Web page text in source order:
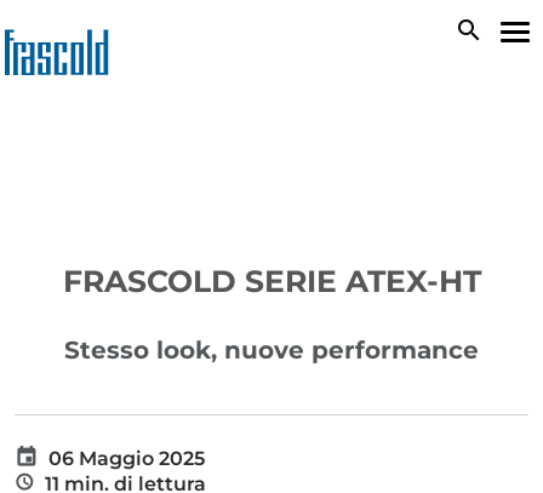
al
contenuto
search
FRASCOLD SERIE ATEX-HT
Stesso look, nuove performance
06 Maggio 2025
11 min. di lettura